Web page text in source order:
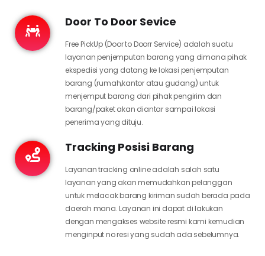
Door To Door Sevice
Free PickUp (Door to Doorr Service) adalah suatu
layanan penjemputan barang yang dimana pihak
ekspedisi yang datang ke lokasi penjemputan
barang (rumah,kantor atau gudang) untuk
menjemput barang dari pihak pengirim dan
barang/paket akan diantar sampai lokasi
penerima yang dituju.
Tracking Posisi Barang
Layanan tracking online adalah salah satu
layanan yang akan memudahkan pelanggan
untuk melacak barang kiriman sudah berada pada
daerah mana. Layanan ini dapat di lakukan
dengan mengakses website resmi kami kemudian
menginput no resi yang sudah ada sebelumnya.